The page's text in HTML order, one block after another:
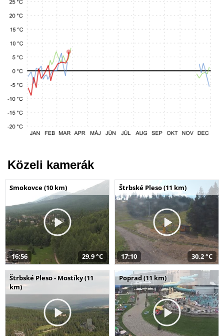
Közeli kamerák
Smokovce (10 km)
16:56 29,9 °C
Štrbské Pleso (11 km)
17:10 30,2 °C
Štrbské Pleso - Mostíky (11
km)
Poprad (11 km)